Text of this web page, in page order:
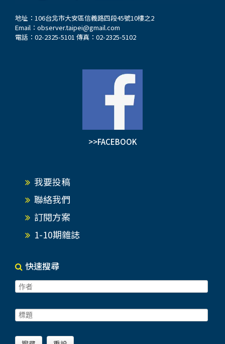
號），店號「林益順」，從事與大陸之間的貿易。
兩年後，艋舺（今萬華）地區的泉州同安人，在大
規模移民械鬥中失敗，由廈郊郊商林右藻帶領輾轉
舖對面建起「復振」、「復源」和「復興」三間店
鋪，在今歸綏街和民生西路間形成第一條市街─中
街。林益順商號的買賣也開始擴大，輸出米、糖、
茶和樟腦等，成為當時有名的大商號。…
地址：106台北市大安區信義路四段45號10樓之2
Email： observer.taipei@gmail.com
電話：02-2325-5101 傳真：02-2325-5102
>>FACEBOOK
我要投稿
聯絡我們
訂閱方案
1-10期雜誌
快速搜尋